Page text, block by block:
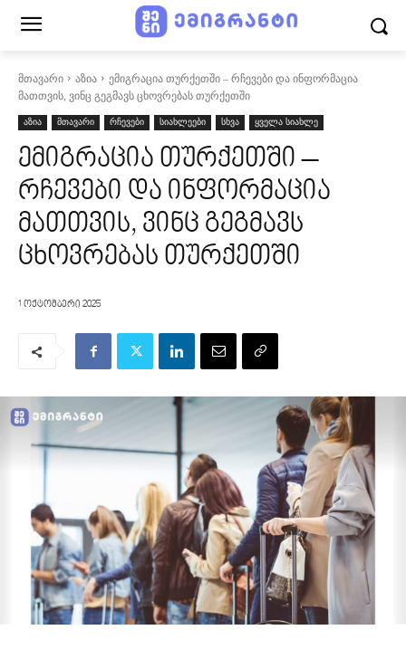
მთავარი აზია
ემიგრაცია თურქეთში – რჩევები და ინფორმაცია
მათთვის, ვინც გეგმავს ცხოვრებას თურქეთში
აზია მთავარი რჩევები სიახლეები სხვა ყველა სიახლე
ემიგრაცია თურქეთში –
რჩევები და ინფორმაცია
მათთვის, ვინც გეგმავს
ცხოვრებას თურქეთში
1 ოქტომბერი 2025